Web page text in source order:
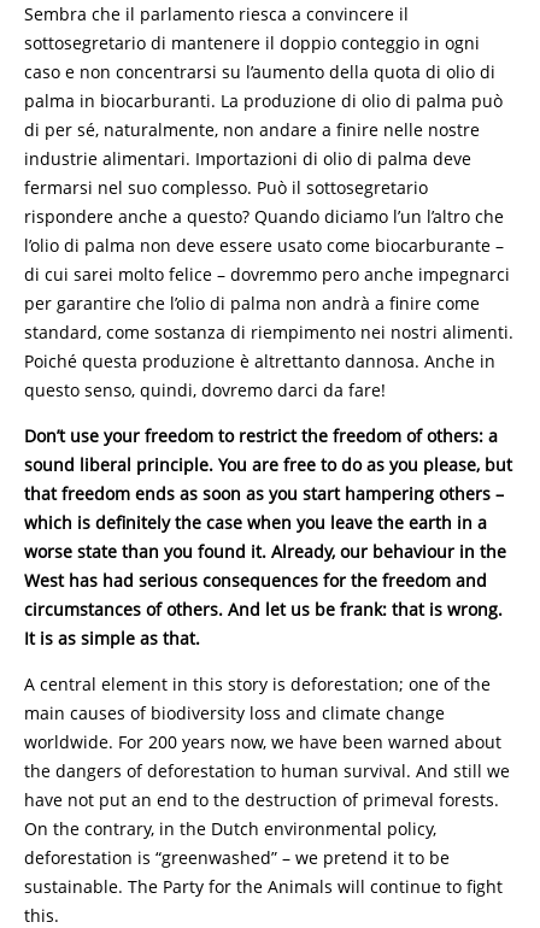
Sembra che il parlamento riesca a convincere il
sottosegretario di mantenere il doppio conteggio in ogni
caso e non concentrarsi su l’aumento della quota di olio di
palma in biocarburanti. La produzione di olio di palma può
di per sé, naturalmente, non andare a finire nelle nostre
industrie alimentari. Importazioni di olio di palma deve
fermarsi nel suo complesso. Può il sottosegretario
rispondere anche a questo? Quando diciamo l’un l’altro che
l’olio di palma non deve essere usato come biocarburante –
di cui sarei molto felice – dovremmo pero anche impegnarci
per garantire che l’olio di palma non andrà a finire come
standard, come sostanza di riempimento nei nostri alimenti.
Poiché questa produzione è altrettanto dannosa. Anche in
questo senso, quindi, dovremo darci da fare!
Don’t use your freedom to restrict the freedom of others: a
sound liberal principle. You are free to do as you please, but
that freedom ends as soon as you start hampering others –
which is definitely the case when you leave the earth in a
worse state than you found it. Already, our behaviour in the
West has had serious consequences for the freedom and
circumstances of others. And let us be frank: that is wrong.
It is as simple as that.
A central element in this story is deforestation; one of the
main causes of biodiversity loss and climate change
worldwide. For 200 years now, we have been warned about
the dangers of deforestation to human survival. And still we
have not put an end to the destruction of primeval forests.
On the contrary, in the Dutch environmental policy,
deforestation is “greenwashed” – we pretend it to be
sustainable. The Party for the Animals will continue to fight
this.